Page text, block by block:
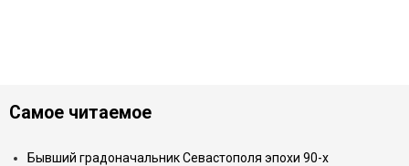
Самое читаемое
Бывший градоначальник Севастополя эпохи 90-х